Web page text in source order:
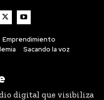
Emprendimiento
Sacando la voz
digital que visibiliza